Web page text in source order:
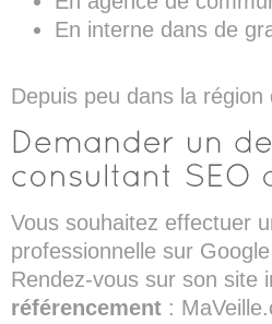
En interne dans de
Depuis peu dans la région
Vous souhaitez effectuer
professionnelle sur
Rendez-vous sur son
référencement :